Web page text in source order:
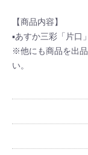
【商品内容】
▪あすか三彩「片口
※他にも商品を出
い。